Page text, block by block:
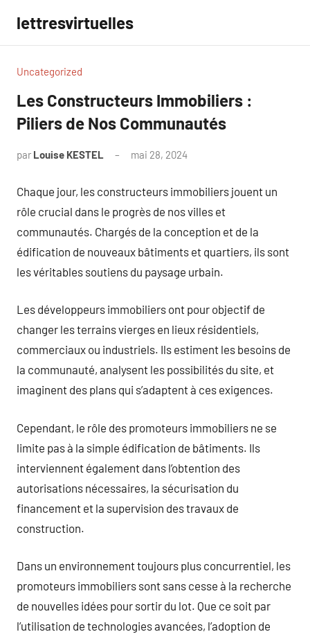
contenu
lettresvirtuelles
Uncategorized
Les Constructeurs Immobiliers :
Piliers de Nos Communautés
par Louise KESTEL mai 28, 2024
Chaque jour, les constructeurs immobiliers jouent un
rôle crucial dans le progrès de nos villes et
communautés. Chargés de la conception et de la
édification de nouveaux bâtiments et quartiers, ils sont
les véritables soutiens du paysage urbain.
Les développeurs immobiliers ont pour objectif de
changer les terrains vierges en lieux résidentiels,
commerciaux ou industriels. Ils estiment les besoins de
la communauté, analysent les possibilités du site, et
imaginent des plans qui s’adaptent à ces exigences.
Cependant, le rôle des promoteurs immobiliers ne se
limite pas à la simple édification de bâtiments. Ils
interviennent également dans l’obtention des
autorisations nécessaires, la sécurisation du
financement et la supervision des travaux de
construction.
Dans un environnement toujours plus concurrentiel, les
promoteurs immobiliers sont sans cesse à la recherche
de nouvelles idées pour sortir du lot. Que ce soit par
l’utilisation de technologies avancées, l’adoption de